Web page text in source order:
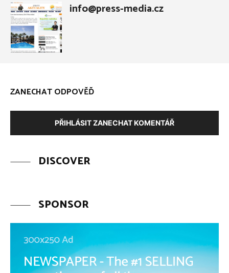
info@press-media.cz
ZANECHAT ODPOVĚĎ
PŘIHLÁSIT ZANECHAT KOMENTÁŘ
DISCOVER
SPONSOR